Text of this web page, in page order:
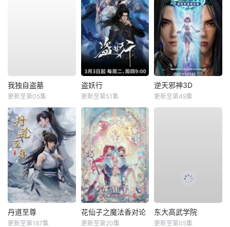
我独自盗墓
更新至第05集
盗妖行
更新至第51集
逆天邪神3D
更新至第49集
丹道至尊
更新至第187集
花仙子之魔法香对论
更新至第20集
东大高武学院
更新至第05集